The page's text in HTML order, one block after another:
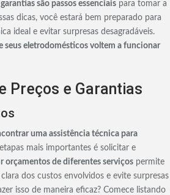
são passos essenciais para tomar a
dicas, você estará bem preparado para
ideal e evitar surpresas desagradáveis.
seus eletrodomésticos voltem a funcionar
Preços e Garantias
uma assistência técnica para
mais importantes é solicitar e
orçamentos de diferentes serviços permite
dos custos envolvidos e evite surpresas
isso de maneira eficaz? Comece listando